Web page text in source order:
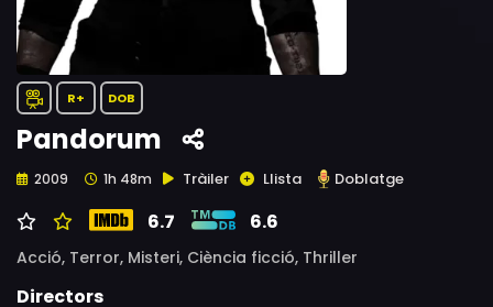
R+ DOB
Pandorum
2009 1h 48m Tràiler Llista Doblatge
6.7 6.6
Acció, Terror, Misteri, Ciència ficció, Thriller
Directors